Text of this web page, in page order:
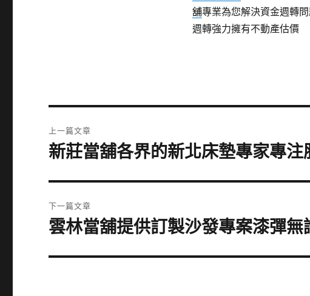
舖專業為您解決資金週轉
週轉強力擁有不動產估價
章
上一篇文章
上
篇
文
章:
新莊當舖各界的新北床墊專家專
下一篇文章
下
篇
雲林當舖提供訂製沙發專案漆彈